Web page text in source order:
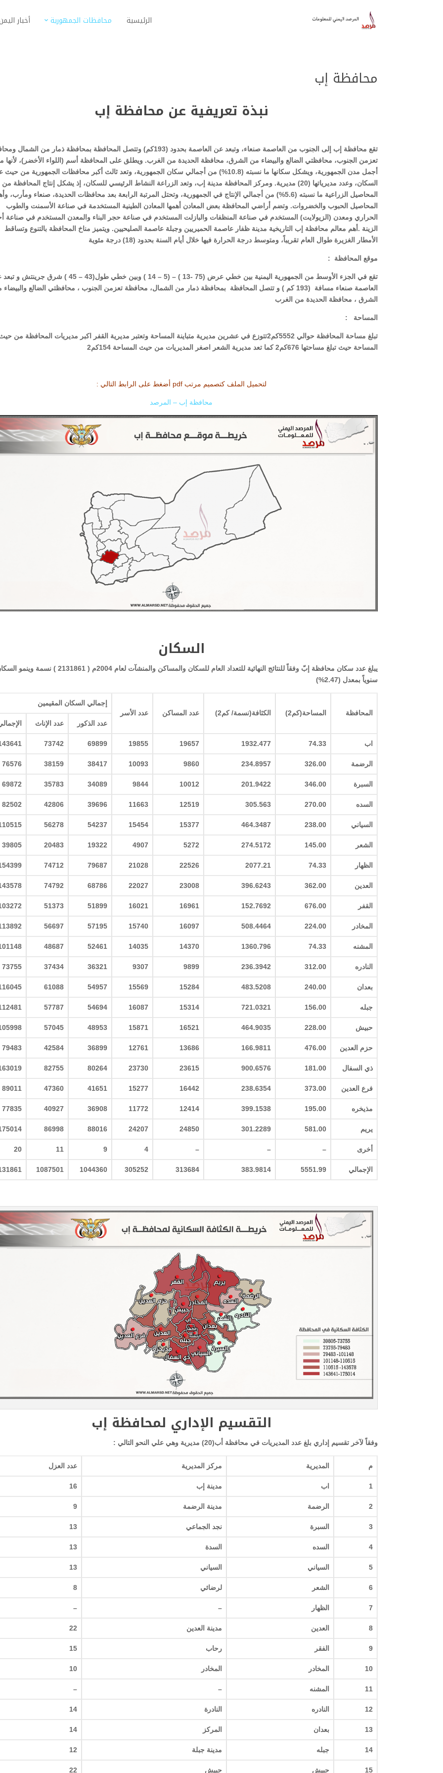
الرئيسية محافظات الجمهورية أخبار
محافظة إب
نبذة تعريفية عن محافظة إب
تقع محافظة إب إلى الجنوب من العاصمة صنعاء، وتبعد عن العاصمة بحدود (193كم) وتتصل المحافظة بمحافظة ذمار من
تعزمن الجنوب، محافظتي الضالع والبيضاء من الشرق، محافظة الحديدة من الغرب. ويطلق على المحافظة أسم (اللواء الأخضر)، لأنها
أجمل مدن الجمهورية، ويشكل سكانها ما نسبته (10.8%) من أجمالي سكان الجمهورية، وتعد ثالث أكبر محافظات الجمهورية من
السكان، وعدد مديرياتها (20) مديرية. ومركز المحافظة مدينة إب، وتعد الزراعة النشاط الرئيسي للسكان، إذ يشكل إنتاج المحافظة من
المحاصيل الزراعية ما نسبته (5.6%) من أجمالي الإنتاج في الجمهورية، وتحتل المرتبة الرابعة بعد محافظات الحديدة، صنعاء ومأرب،
المحاصيل الحبوب والخضروات. وتضم أراضي المحافظة بعض المعادن أهمها المعادن الطينية المستخدمة في صناعة الأسمنت والطوب
الحراري ومعدن (الزيولايت) المستخدم في صناعة المنظفات والبازلت المستخدم في صناعة حجر البناء والمعدن المستخدم في صناعة
الزينة .أهم معالم محافظة إب التاريخية مدينة ظفار عاصمة الحميريين وجبلة عاصمة الصليحيين. ويتميز مناخ المحافظة بالتنوع وتساقط
الأمطار الغزيرة طوال العام تقريباً، ومتوسط درجة الحرارة فيها خلال أيام السنة بحدود (18) درجة مئوية
موقع المحافظة :
تقع في الجزء الأوسط من الجمهورية اليمنية بين خطي عرض (75 -13 ) – (5 – 14 ) وبين خطي طول(43 – 45 ) شرق
العاصمة صنعاء مسافة (193 كم ) و تتصل المحافظة بمحافظة ذمار من الشمال، محافظة تعزمن الجنوب ، محافظتي الضالع
الشرق ، محافظة الحديدة من الغرب
المساحة :
تبلغ مساحة المحافظة حوالي 5552كم2تتوزع في عشرين مديرية متباينة المساحة وتعتبر مديرية القفر اكبر مديريات المحافظة من
المساحة حيث تبلغ مساحتها 676كم2 كما تعد مديرية الشعر اصغر المديريات من حيث المساحة 154كم2
لتحميل الملف كتصميم مرتب pdf أضغط على الرابط التالي :
محافظة إب – المرصد
السكان
يبلغ عدد سكان محافظة إبّ وفقاً للنتائج النهائية للتعداد العام للسكان والمساكن والمنشآت لعام 2004م ( 2131861 ) نسمة
سنوياً بمعدل (2.47%)
المحافظة المساحة(كم2 ) الكثافة(نسمة/ كم2 ) عدد المساكن عدد الأسر
إجمالي السكان المقيمين
عدد الذكور عدد الإناث
اب 74.33
1932.477
19657
19855
69899
73742
الرضمة 326.00
234.8957
9860
10093
38417
38159
76576
السبرة 346.00
201.9422
10012
9844
34089
35783
69872
السده 270.00
305.563
12519
11663
39696
42806
82502
السياني 238.00
464.3487
15377
15454
54237
56278
الشعر 145.00
274.5172
5272
4907
19322
20483
39805
الظهار 74.33
2077.21
22526
21028
79687
74712
العدين 362.00
396.6243
23008
22027
68786
74792
القفر 676.00
152.7692
16961
16021
51899
51373
المخادر 224.00
508.4464
16097
15740
57195
56697
المشنه 74.33
1360.796
14370
14035
52461
48687
النادره 312.00
236.3942
9899
9307
36321
37434
73755
بعدان 240.00
483.5208
15284
15569
54957
61088
جبله 156.00
721.0321
15314
16087
54694
57787
حبيش 228.00
464.9035
16521
15871
48953
57045
حزم العدين 476.00
166.9811
13686
12761
36899
42584
79483
ذي السفال 181.00
900.6576
23615
23730
80264
82755
فرع العدين 373.00
238.6354
16442
15277
41651
47360
89011
مذيخره 195.00
399.1538
12414
11772
36908
40927
77835
يريم 581.00
301.2289
24850
24207
88016
86998
أخرى –
–
–
4
9
11
20
الإجمالي 5551.99
383.9814
313684
305252
1044360
1087501
التقسيم الإداري لمحافظة إب
وفقاً لآخر تقسيم إداري بلغ عدد المديريات في محافظة أب(20) مديرية وهي علي النحو التالي :
م المديرية مركز المديرية عدد العزل
1 اب مدينة إب 16
2 الرضمة مدينة الرضمة 9
3 السبرة نجد الجماعي 13
4 السده السدة 13
5 السياني السياني 13
6 الشعر لرضائي 8
7 الظهار –
–
8 العدين مدينة العدين 22
9 الفقر رحاب 15
10 المخادر المخادر 10
11 المشنه –
–
12 النادره النادرة 14
13 بعدان المركز 14
14 جبله مدينة جبلة 12
15 حبيش حبيش 22